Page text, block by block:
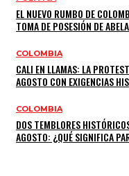
EL NUEVO RUMBO DE
TOMA DE POSESIÓN DE
COLOMBIA
CALI EN LLAMAS: LA
AGOSTO CON EXIGENCIAS
COLOMBIA
DOS TEMBLORES
AGOSTO: ¿QUÉ SIGNIFICA